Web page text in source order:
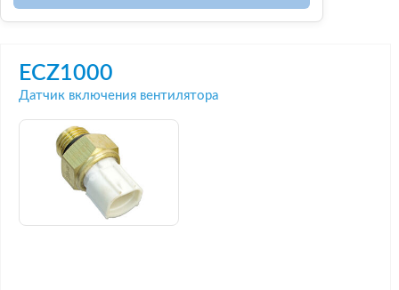
ECZ1000
Датчик включения вентилятора